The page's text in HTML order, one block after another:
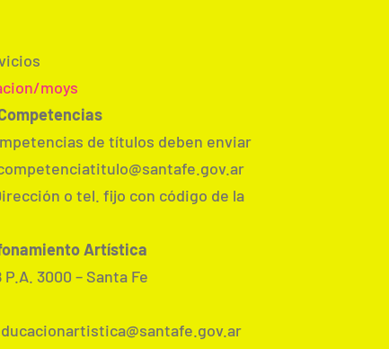
moys
de títulos deben enviar
o tel. fijo con código de la
Artística
3000 – Santa Fe